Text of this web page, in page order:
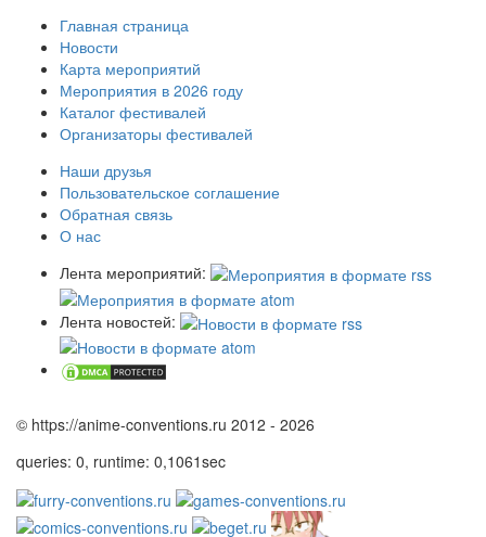
Главная страница
Новости
Карта мероприятий
Мероприятия в 2026 году
Каталог фестивалей
Организаторы фестивалей
Наши друзья
Пользовательское соглашение
Обратная связь
О нас
Лента мероприятий:
Лента новостей:
© https://anime-conventions.ru 2012 - 2026
queries: 0, runtime: 0,1061sec